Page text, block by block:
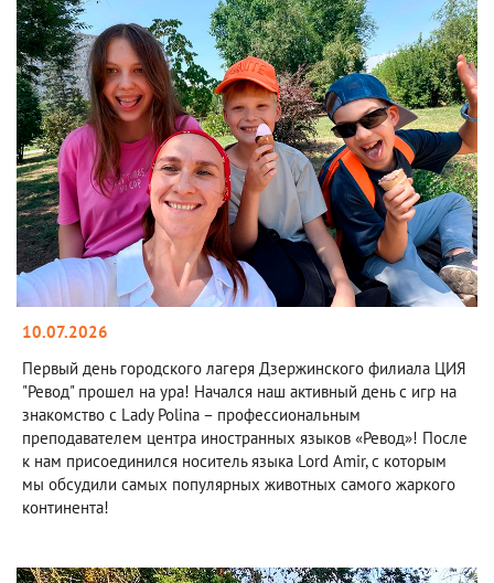
10.07.2026
Первый день городского лагеря Дзержинского филиала ЦИЯ
"Ревод" прошел на ура! Начался наш активный день с игр на
знакомство с Lady Polina – профессиональным
преподавателем центра иностранных языков «Ревод»! После
к нам присоединился носитель языка Lord Amir, с которым
мы обсудили самых популярных животных самого жаркого
континента!